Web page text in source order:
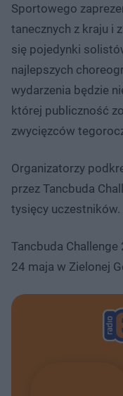
Sportowego
tanecznych z kraju i
się pojedynki
najlepszych
wydarzenia będzie
której publiczność
zwycięzców
Organizatorzy
przez Tancbuda
tysięcy uczestników.
Tancbuda
24 maja w Zielonej